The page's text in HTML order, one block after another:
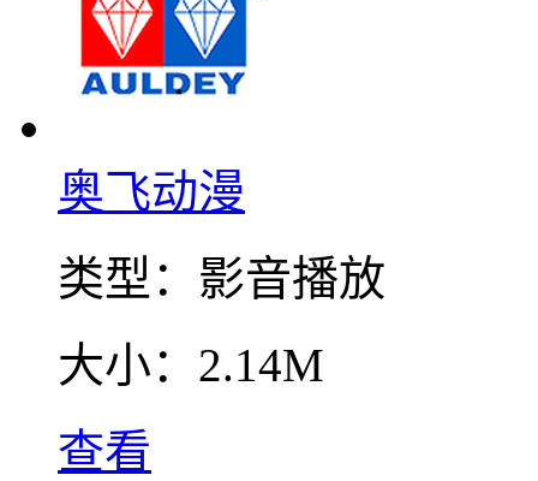
奥飞动漫
类型： 影音播放
大小： 2.14M
查看